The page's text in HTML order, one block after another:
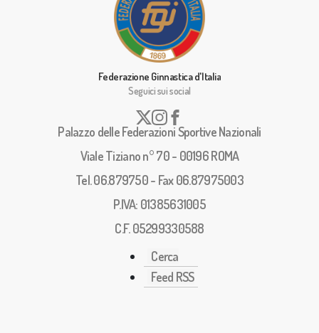
Federazione Ginnastica d'Italia
Seguici sui social
Palazzo delle Federazioni Sportive Nazionali
Viale Tiziano n° 70 - 00196 ROMA
Tel. 06.879750 - Fax 06.87975003
P.IVA: 01385631005
C.F. 05299330588
Cerca
Feed RSS